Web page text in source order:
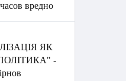
вредно
ЯК
-